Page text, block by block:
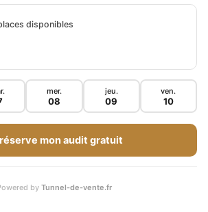
qui versent des dividendes. On
de rendement : une société
de 100€ et qui verse 3€ de
action par an a un rendement de
Comment percevoir des dividendes
disponibles
mer.
08
jeu.
09
ven.
10
mon audit gratuit
by Tunnel-de-vente.fr